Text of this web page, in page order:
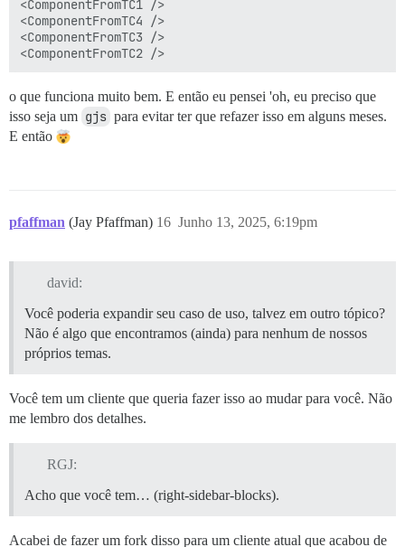
<ComponentFromTC1 />
<ComponentFromTC4 />
<ComponentFromTC3 />
o que funciona muito bem. E então eu pensei 'oh, eu preciso que
isso seja um gjs para evitar ter que refazer isso em alguns meses.
E então
pfaffman (Jay Pfaffman) Junho 13, 2025, 6:19pm
16
david:
Você poderia expandir seu caso de uso, talvez em outro tópico?
Não é algo que encontramos (ainda) para nenhum de nossos
próprios temas.
Você tem um cliente que queria fazer isso ao mudar para você. Não
me lembro dos detalhes.
RGJ:
Acho que você tem… (right-sidebar-blocks).
Acabei de fazer um fork disso para um cliente atual que acabou de